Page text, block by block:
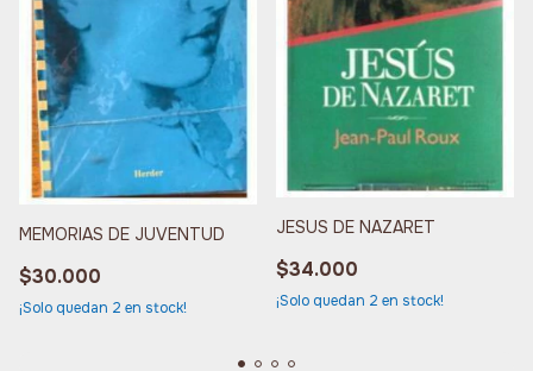
MEMORIAS DE JUVENTUD
$30.000
¡Solo quedan 2 en stock!
JESUS DE NAZARET
$34.000
¡Solo quedan 2 en stock!